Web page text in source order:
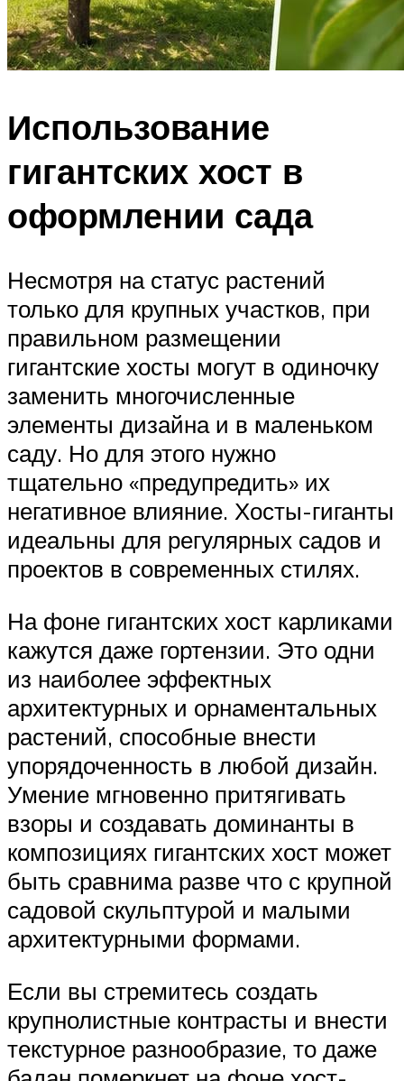
Использование
гигантских хост в
оформлении сада
Несмотря на статус растений
только для крупных участков, при
правильном размещении
гигантские хосты могут в одиночку
заменить многочисленные
элементы дизайна и в маленьком
саду. Но для этого нужно
тщательно «предупредить» их
негативное влияние. Хосты-гиганты
идеальны для регулярных садов и
проектов в современных стилях.
На фоне гигантских хост карликами
кажутся даже гортензии. Это одни
из наиболее эффектных
архитектурных и орнаментальных
растений, способные внести
упорядоченность в любой дизайн.
Умение мгновенно притягивать
взоры и создавать доминанты в
композициях гигантских хост может
быть сравнима разве что с крупной
садовой скульптурой и малыми
архитектурными формами.
Если вы стремитесь создать
крупнолистные контрасты и внести
текстурное разнообразие, то даже